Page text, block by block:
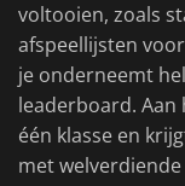
voltooien, zoals
afspeellijsten
je onderneemt
leaderboard.
één klasse en
met